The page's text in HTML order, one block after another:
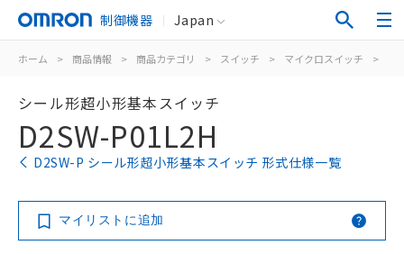
制御機器 Japan
ホーム > 商品情報 > 商品カテゴリ > スイッチ > マイクロスイッチ >
シール形超小形基本スイッチ
D2SW-P01L2H
D2SW-P シール形超小形基本スイッチ 形式仕様一覧
マイリストに追加